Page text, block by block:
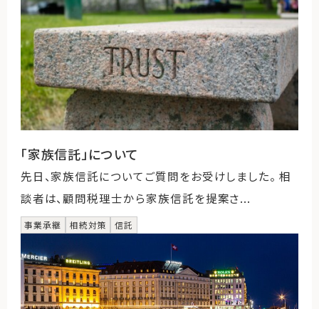
「家族信託」について
先日、家族信託についてご質問をお受けしました。 相
談者は、顧問税理士から家族信託を提案さ...
事業承継 相続対策 信託